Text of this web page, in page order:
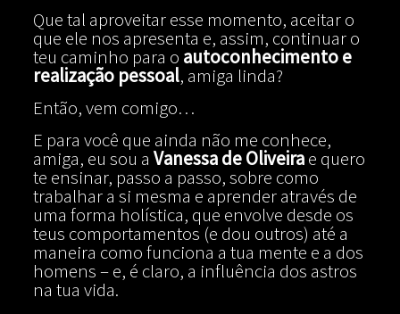
Que tal aproveitar esse momento, aceitar o
que ele nos apresenta e, assim, continuar o
teu caminho para o autoconhecimento e
realização pessoal, amiga linda?
Então, vem comigo…
E para você que ainda não me conhece,
amiga, eu sou a Vanessa de Oliveirae quero
te ensinar, passo a passo, sobre como
trabalhar a si mesma e aprender através de
uma forma holística, que envolve desde os
teus comportamentos (e dou outros) até a
maneira como funciona a tua mente e a dos
homens – e, é claro, a influência dos astros
na tua vida.